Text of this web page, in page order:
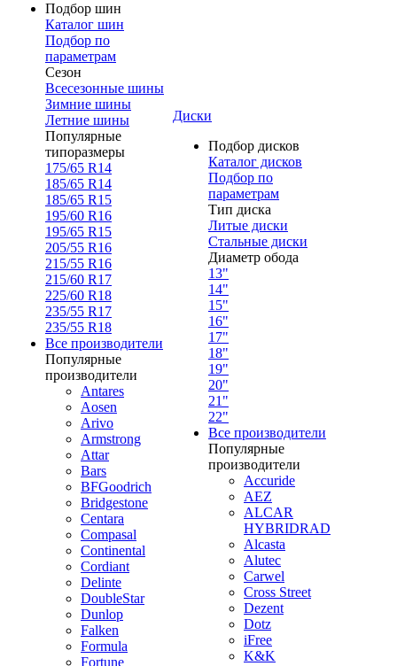
Подбор шин
Каталог шин
Подбор по
параметрам
Сезон
Всесезонные шины
Зимние шины
Летние шины
Популярные
типоразмеры
175/65 R14
185/65 R14
185/65 R15
195/60 R16
195/65 R15
205/55 R16
215/55 R16
215/60 R17
225/60 R18
235/55 R17
235/55 R18
Все производители
Популярные
производители
Antares
Aosen
Arivo
Armstrong
Attar
Bars
BFGoodrich
Bridgestone
Centara
Compasal
Continental
Cordiant
Delinte
DoubleStar
Dunlop
Falken
Formula
Fortune
Диски
Подбор дисков
Каталог дисков
Подбор по
параметрам
Тип диска
Литые диски
Стальные диски
Диаметр обода
13"
14"
15"
16"
17"
18"
19"
20"
21"
22"
Все производители
Популярные
производители
Accuride
AEZ
ALCAR
HYBRIDRAD
Alcasta
Alutec
Carwel
Cross Street
Dezent
Dotz
iFree
K&K